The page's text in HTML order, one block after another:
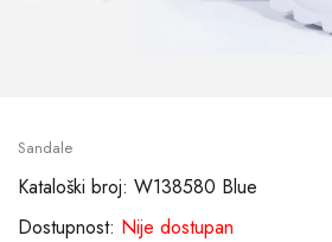
Sandale
Kataloški broj: W138580 Blue
Dostupnost: Nije dostupan